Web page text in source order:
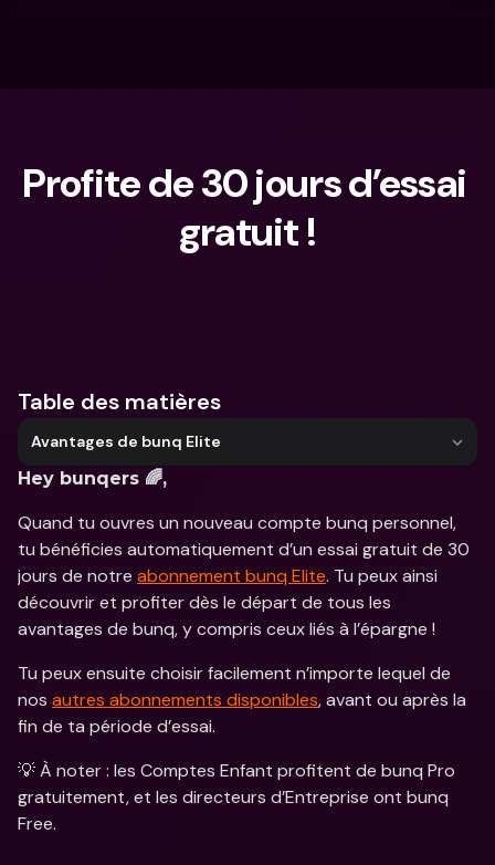
Profite de 30 jours d’essai
gratuit !
Table des matières
Avantages de bunq Elite
Hey bunqers 🌈,
Quand tu ouvres un nouveau compte bunq personnel,
tu bénéficies automatiquement d’un essai gratuit de 30
jours de notre abonnement bunq Elite. Tu peux ainsi
découvrir et profiter dès le départ de tous les
avantages de bunq, y compris ceux liés à l’épargne !
Tu peux ensuite choisir facilement n’importe lequel de
nos autres abonnements disponibles, avant ou après la
fin de ta période d’essai.
💡 À noter : les Comptes Enfant profitent de bunq Pro
gratuitement, et les directeurs d’Entreprise ont bunq
Free.